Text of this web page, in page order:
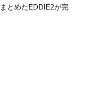
とめたEDDIE2が完